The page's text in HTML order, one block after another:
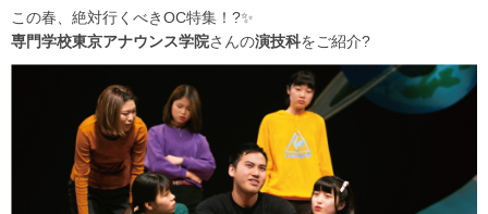
この春、絶対行くべきOC特集！?✨
専門学校東京アナウンス学院さんの演技科をご紹介?